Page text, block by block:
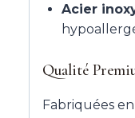
Acier
Qualité
Fabriquées en